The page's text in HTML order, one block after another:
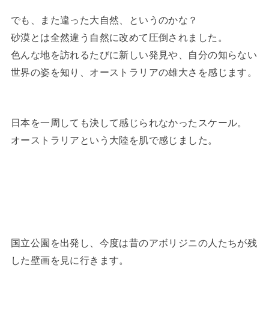
でも、また違った大自然、というのかな？
砂漠とは全然違う自然に改めて圧倒されました。
色んな地を訪れるたびに新しい発見や、自分の知らない
世界の姿を知り、オーストラリアの雄大さを感じます。
日本を一周しても決して感じられなかったスケール。
オーストラリアという大陸を肌で感じました。
国立公園を出発し、今度は昔のアボリジニの人たちが残
した壁画を見に行きます。